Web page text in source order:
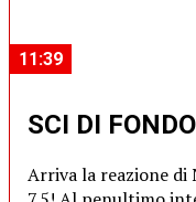
11:39
SCI DI FONDO
Arriva la reazione di